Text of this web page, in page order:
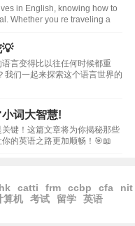
in English, knowing how to
Whether you re traveling a
💡
言变得比以往任何时候都重
们一起来探索这个语言世界的
词大智慧!
键！这篇文章将为你揭秘那些
的英语之路更加顺畅！🎯📖
catti frm ccbp cfa
nit
算机 考试 留学 英语